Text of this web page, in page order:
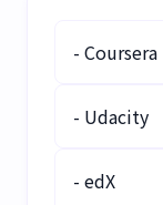
- Coursera
- Udacity
- edX